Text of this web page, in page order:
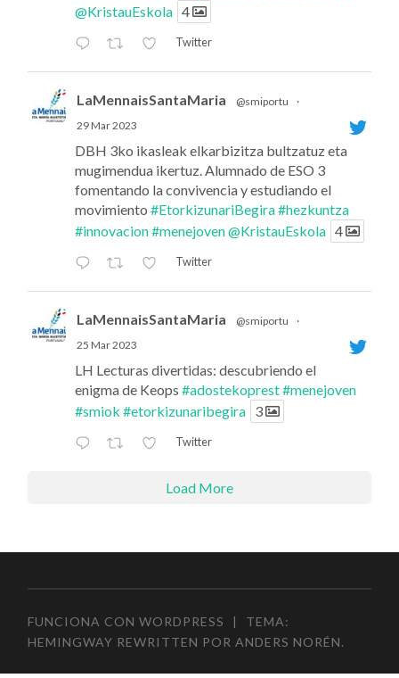
@KristauEskola 4
Twitter
LaMennaisSantaMaria @smiportu
·
29 Mar 2023
DBH 3ko ikasleak elkarbizitza bultzatuz eta
mugimendua ikertuz. Alumnado de ESO 3
fomentando la convivencia y estudiando el
movimiento#EtorkizunariBegira#hezkuntza
#innovacion#menejoven@KristauEskola 4
Twitter
LaMennaisSantaMaria @smiportu
·
25 Mar 2023
LH Lecturas divertidas: descubriendo el
enigma de Keops#adostekoprest#menejoven
#smiok #etorkizunaribegira 3
Twitter
Load More
FUNCIONA CON WORDPRESS |
TEMA:
HEMINGWAY REWRITTEN PORANDERS NORÉN.